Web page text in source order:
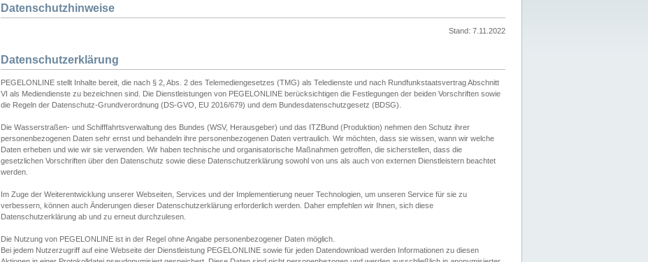
Datenschutzhinweise
Stand: 7.11.2022
Datenschutzerklärung
PEGELONLINE stellt Inhalte bereit, die nach § 2, Abs. 2 des Telemediengesetzes (TMG) als Teledienste und nach Rundfunkstaatsvertrag Abschnitt
VI als Mediendienste zu bezeichnen sind. Die Dienstleistungen von PEGELONLINE berücksichtigen die Festlegungen der beiden Vorschriften sowie
die Regeln der Datenschutz-Grundverordnung (DS-GVO, EU 2016/679) und dem Bundesdatenschutzgesetz (BDSG).
Die Wasserstraßen- und Schifffahrtsverwaltung des Bundes (WSV, Herausgeber) und das ITZBund (Produktion) nehmen den Schutz ihrer
personenbezogenen Daten sehr ernst und behandeln ihre personenbezogenen Daten vertraulich. Wir möchten, dass sie wissen, wann wir welche
Daten erheben und wie wir sie verwenden. Wir haben technische und organisatorische Maßnahmen getroffen, die sicherstellen, dass die
gesetzlichen Vorschriften über den Datenschutz sowie diese Datenschutzerklärung sowohl von uns als auch von externen Dienstleistern beachtet
werden.
Im Zuge der Weiterentwicklung unserer Webseiten, Services und der Implementierung neuer Technologien, um unseren Service für sie zu
verbessern, können auch Änderungen dieser Datenschutzerklärung erforderlich werden. Daher empfehlen wir Ihnen, sich diese
Datenschutzerklärung ab und zu erneut durchzulesen.
Die Nutzung von PEGELONLINE ist in der Regel ohne Angabe personenbezogener Daten möglich.
Bei jedem Nutzerzugriff auf eine Webseite der Dienstleistung PEGELONLINE sowie für jeden Datendownload werden Informationen zu diesen